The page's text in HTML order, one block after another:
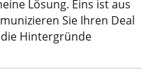
Lösung. Eins ist aus
Sie Ihren Deal
Hintergründe